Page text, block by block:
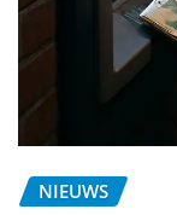
NIEUWS